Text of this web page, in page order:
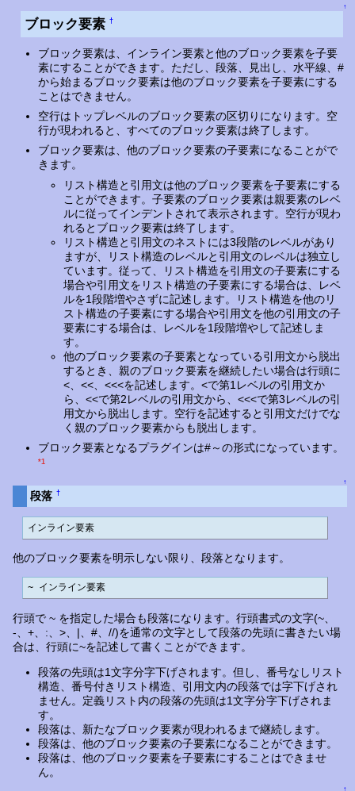
↑
ブロック要素 †
ブロック要素は、インライン要素と他のブロック要素を子要
素にすることができます。ただし、段落、見出し、水平線、#
から始まるブロック要素は他のブロック要素を子要素にする
ことはできません。
空行はトップレベルのブロック要素の区切りになります。空
行が現われると、すべてのブロック要素は終了します。
ブロック要素は、他のブロック要素の子要素になることがで
きます。
リスト構造と引用文は他のブロック要素を子要素にする
ことができます。子要素のブロック要素は親要素のレベ
ルに従ってインデントされて表示されます。空行が現わ
れるとブロック要素は終了します。
リスト構造と引用文のネストには3段階のレベルがあり
ますが、リスト構造のレベルと引用文のレベルは独立し
ています。従って、リスト構造を引用文の子要素にする
場合や引用文をリスト構造の子要素にする場合は、レベ
ルを1段階増やさずに記述します。リスト構造を他のリ
スト構造の子要素にする場合や引用文を他の引用文の子
要素にする場合は、レベルを1段階増やして記述しま
す。
他のブロック要素の子要素となっている引用文から脱出
するとき、親のブロック要素を継続したい場合は行頭に
<、<<、<<<を記述します。<で第1レベルの引用文か
ら、<<で第2レベルの引用文から、<<<で第3レベルの引
用文から脱出します。空行を記述すると引用文だけでな
く親のブロック要素からも脱出します。
ブロック要素となるプラグインは#～の形式になっています。
*1
↑
段落 †
インライン要素
他のブロック要素を明示しない限り、段落となります。
~ インライン要素
行頭で ~ を指定した場合も段落になります。行頭書式の文字(~、
-、+、:、>、|、#、//)を通常の文字として段落の先頭に書きたい場
合は、行頭に~を記述して書くことができます。
段落の先頭は1文字分字下げされます。但し、番号なしリスト
構造、番号付きリスト構造、引用文内の段落では字下げされ
ません。定義リスト内の段落の先頭は1文字分字下げされま
す。
段落は、新たなブロック要素が現われるまで継続します。
段落は、他のブロック要素の子要素になることができます。
段落は、他のブロック要素を子要素にすることはできませ
ん。
↑